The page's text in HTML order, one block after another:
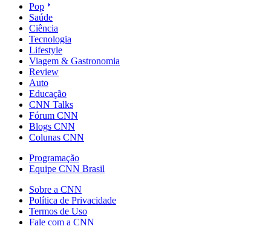
Pop
Saúde
Ciência
Tecnologia
Lifestyle
Viagem & Gastronomia
Review
Auto
Educação
CNN Talks
Fórum CNN
Blogs CNN
Colunas CNN
Programação
Equipe CNN Brasil
Sobre a CNN
Política de Privacidade
Termos de Uso
Fale com a CNN